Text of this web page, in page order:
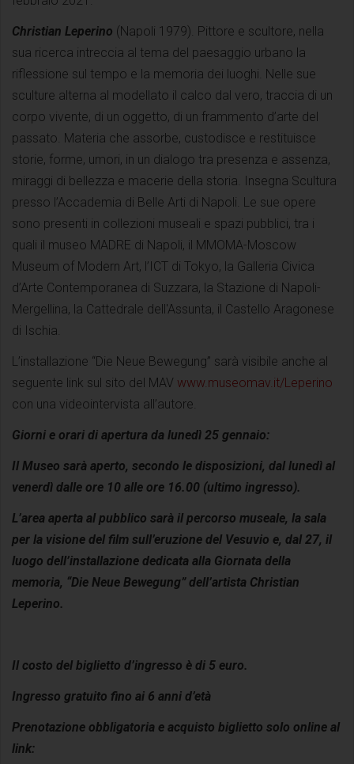
Christian Leperino (Napoli 1979). Pittore e scultore, nella
sua ricerca intreccia al tema del paesaggio urbano la
riflessione sul tempo e la memoria dei luoghi. Nelle sue
sculture alterna al modellato il calco dal vero, traccia di un
corpo vivente, di un oggetto, di un frammento d’arte del
passato. Materia che assorbe, custodisce e restituisce
storie, forme, umori, in un dialogo tra presenza e assenza,
miraggi di bellezza e macerie della storia. Insegna Scultura
presso l’Accademia di Belle Arti di Napoli. Le sue opere
sono presenti in collezioni museali e spazi pubblici, tra i
quali il museo MADRE di Napoli, il MMOMA-Moscow
Museum of Modern Art, l’ICT di Tokyo, la Galleria Civica
d’Arte Contemporanea di Suzzara, la Stazione di Napoli-
Mergellina, la Cattedrale dell'Assunta, il Castello Aragonese
di Ischia.
L’installazione “Die Neue Bewegung” sarà visibile anche al
seguente link sul sito del MAV www.museomav.it/Leperino
con una videointervista all’autore.
Giorni e orari di apertura da lunedì 25 gennaio:
Il Museo sarà aperto, secondo le disposizioni, dal lunedì al
venerdì dalle ore 10 alle ore 16.00 (ultimo ingresso).
L’area aperta al pubblico sarà il percorso museale, la sala
per la visione del film sull’eruzione del Vesuvio e, dal 27, il
luogo dell’installazione dedicata alla Giornata della
memoria, “Die Neue Bewegung” dell’artista Christian
Leperino.
Il costo del biglietto d’ingresso è di 5 euro.
Ingresso gratuito fino ai 6 anni d’età
Prenotazione obbligatoria e acquisto biglietto solo online al
link: